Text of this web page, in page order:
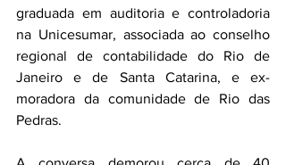
graduada em auditoria e controladoria
na Unicesumar, associada ao conselho
regional de contabilidade do Rio de
Janeiro e de Santa Catarina, e ex-
moradora da comunidade de Rio das
Pedras.